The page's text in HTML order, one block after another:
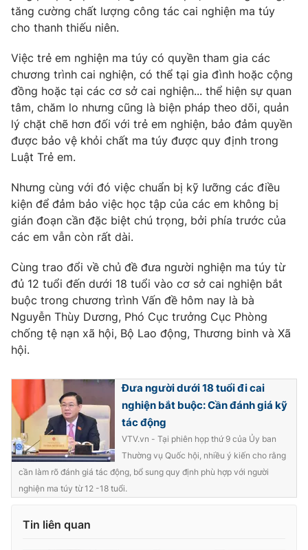
tăng cường chất lượng công tác cai nghiện ma túy
cho thanh thiếu niên.
Việc trẻ em nghiện ma túy có quyền tham gia các
chương trình cai nghiện, có thể tại gia đình hoặc cộng
đồng hoặc tại các cơ sở cai nghiện... thể hiện sự quan
tâm, chăm lo nhưng cũng là biện pháp theo dõi, quản
lý chặt chẽ hơn đối với trẻ em nghiện, bảo đảm quyền
được bảo vệ khỏi chất ma túy được quy định trong
Luật Trẻ em.
Nhưng cùng với đó việc chuẩn bị kỹ lưỡng các điều
kiện để đảm bảo việc học tập của các em không bị
gián đoạn cần đặc biệt chú trọng, bởi phía trước của
các em vẫn còn rất dài.
Cùng trao đổi về chủ đề đưa người nghiện ma túy từ
đủ 12 tuổi đến dưới 18 tuổi vào cơ sở cai nghiện bắt
buộc trong chương trình Vấn đề hôm nay là bà
Nguyễn Thùy Dương, Phó Cục trưởng Cục Phòng
chống tệ nạn xã hội, Bộ Lao động, Thương binh và Xã
hội.
Đưa người dưới 18 tuổi đi cai
nghiện bắt buộc: Cần đánh giá kỹ
tác động
VTV.vn - Tại phiên họp thứ 9 của Ủy ban
Thường vụ Quốc hội, nhiều ý kiến cho rằng
cần làm rõ đánh giá tác động, bổ sung quy định phù hợp với người
nghiện ma túy từ 12 -18 tuổi.
Tin liên quan